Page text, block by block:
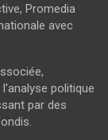
Promedia
avec
politique
par des